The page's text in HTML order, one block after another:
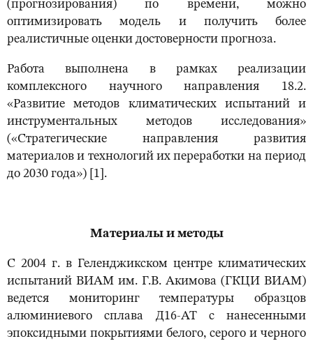
(прогнозирования) по времени, можно
оптимизировать модель и получить более
реалистичные оценки достоверности прогноза.
Работа выполнена в рамках реализации
комплексного научного направления 18.2.
«Развитие методов климатических испытаний и
инструментальных методов исследования»
(«Стратегические направления развития
материалов и технологий их переработки на период
до 2030 года») [1].
Материалы и методы
С 2004 г. в Геленджикском центре климатических
испытаний ВИАМ им. Г.В. Акимова (ГКЦИ ВИАМ)
ведется мониторинг температуры образцов
алюминиевого сплава Д16-АТ с нанесенными
эпоксидными покрытиями белого, серого и черного